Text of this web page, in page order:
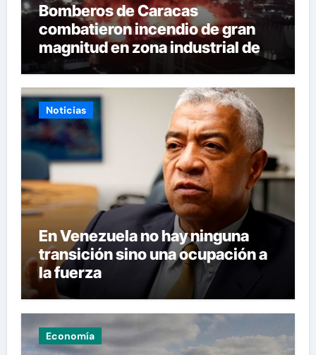
Bomberos de Caracas
combatieron incendio de gran
magnitud en zona industrial de El
Llanito
Noticias
En Venezuela no hay ninguna
transición sino una ocupación a
la fuerza
Economía